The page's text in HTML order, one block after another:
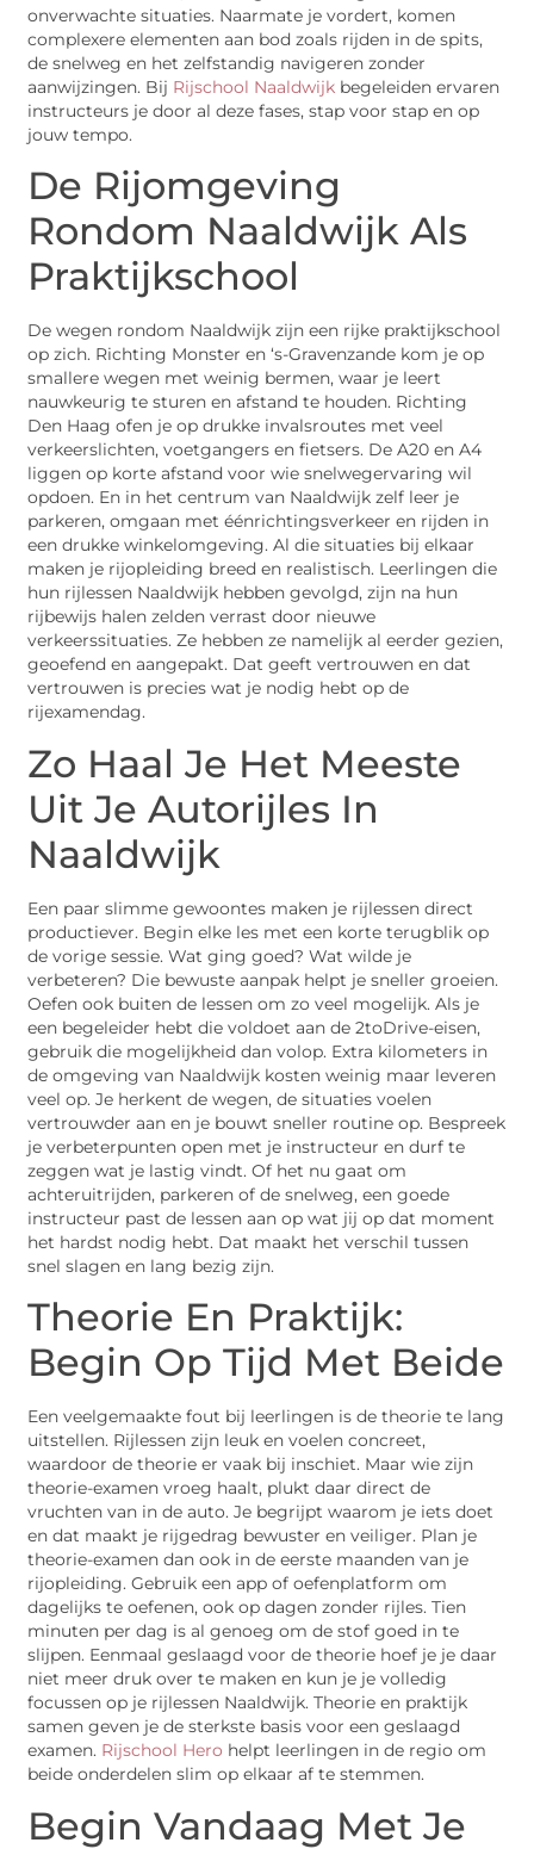
onverwachte situaties. Naarmate je vordert, komen
complexere elementen aan bod zoals rijden in de spits,
de snelweg en het zelfstandig navigeren zonder
aanwijzingen. Bij Rijschool Naaldwijk begeleiden ervaren
instructeurs je door al deze fases, stap voor stap en op
jouw tempo.
De Rijomgeving
Rondom Naaldwijk Als
Praktijkschool
De wegen rondom Naaldwijk zijn een rijke praktijkschool
op zich. Richting Monster en ‘s-Gravenzande kom je op
smallere wegen met weinig bermen, waar je leert
nauwkeurig te sturen en afstand te houden. Richting
Den Haag ofen je op drukke invalsroutes met veel
verkeerslichten, voetgangers en fietsers. De A20 en A4
liggen op korte afstand voor wie snelwegervaring wil
opdoen. En in het centrum van Naaldwijk zelf leer je
parkeren, omgaan met éénrichtingsverkeer en rijden in
een drukke winkelomgeving. Al die situaties bij elkaar
maken je rijopleiding breed en realistisch. Leerlingen die
hun rijlessen Naaldwijk hebben gevolgd, zijn na hun
rijbewijs halen zelden verrast door nieuwe
verkeerssituaties. Ze hebben ze namelijk al eerder gezien,
geoefend en aangepakt. Dat geeft vertrouwen en dat
vertrouwen is precies wat je nodig hebt op de
rijexamendag.
Zo Haal Je Het Meeste
Uit Je Autorijles In
Naaldwijk
Een paar slimme gewoontes maken je rijlessen direct
productiever. Begin elke les met een korte terugblik op
de vorige sessie. Wat ging goed? Wat wilde je
verbeteren? Die bewuste aanpak helpt je sneller groeien.
Oefen ook buiten de lessen om zo veel mogelijk. Als je
een begeleider hebt die voldoet aan de 2toDrive-eisen,
gebruik die mogelijkheid dan volop. Extra kilometers in
de omgeving van Naaldwijk kosten weinig maar leveren
veel op. Je herkent de wegen, de situaties voelen
vertrouwder aan en je bouwt sneller routine op. Bespreek
je verbeterpunten open met je instructeur en durf te
zeggen wat je lastig vindt. Of het nu gaat om
achteruitrijden, parkeren of de snelweg, een goede
instructeur past de lessen aan op wat jij op dat moment
het hardst nodig hebt. Dat maakt het verschil tussen
snel slagen en lang bezig zijn.
Theorie En Praktijk:
Begin Op Tijd Met Beide
Een veelgemaakte fout bij leerlingen is de theorie te lang
uitstellen. Rijlessen zijn leuk en voelen concreet,
waardoor de theorie er vaak bij inschiet. Maar wie zijn
theorie-examen vroeg haalt, plukt daar direct de
vruchten van in de auto. Je begrijpt waarom je iets doet
en dat maakt je rijgedrag bewuster en veiliger. Plan je
theorie-examen dan ook in de eerste maanden van je
rijopleiding. Gebruik een app of oefenplatform om
dagelijks te oefenen, ook op dagen zonder rijles. Tien
minuten per dag is al genoeg om de stof goed in te
slijpen. Eenmaal geslaagd voor de theorie hoef je je daar
niet meer druk over te maken en kun je je volledig
focussen op je rijlessen Naaldwijk. Theorie en praktijk
samen geven je de sterkste basis voor een geslaagd
examen. Rijschool Hero helpt leerlingen in de regio om
beide onderdelen slim op elkaar af te stemmen.
Begin Vandaag Met Je